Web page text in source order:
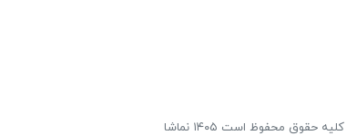
کلیه حقوق محفوظ است ۱۴۰۵ نماشا